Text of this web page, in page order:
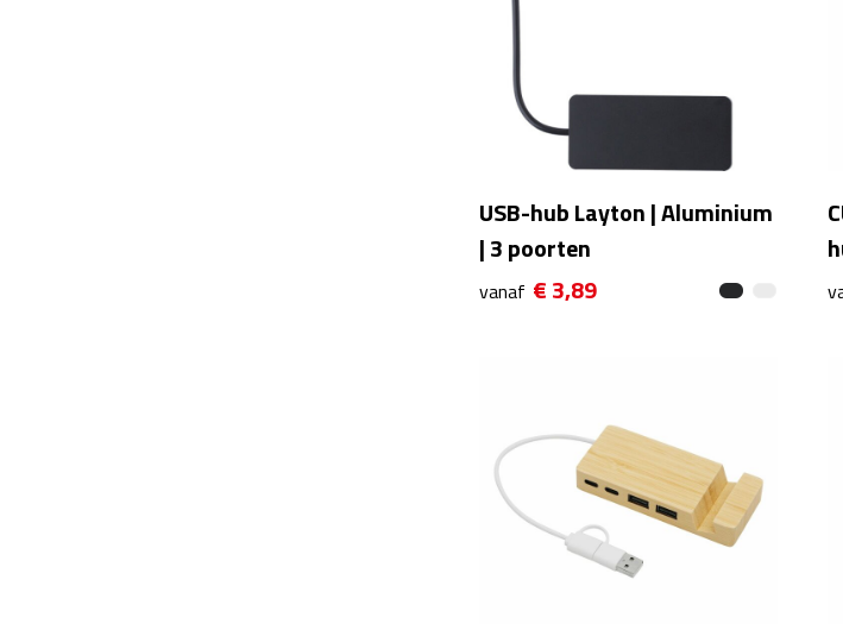
USB-hub Layton | Aluminium
| 3 poorten
vanaf € 3,89